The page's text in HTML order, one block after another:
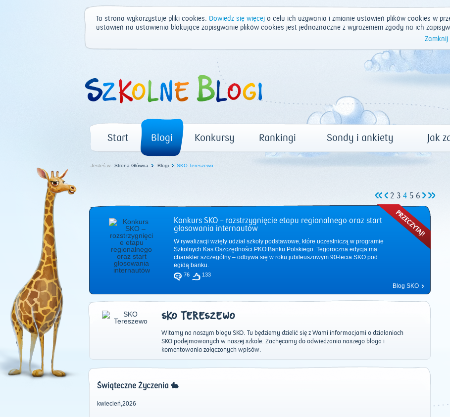
Ta strona wykorzystuje pliki cookies. Dowiedz się więcejo celu ich używania i zmianie ustawień plików cookies w
ustawień na ustawienia blokujące zapisywanie plików cookies jest jednoznaczne z wyrażeniem zgody na ich
Zamknij
Start Blogi Konkursy Rankingi Sondy i ankiety Jak
Jesteś w: Strona Główna Blogi SKO Tereszewo
2 3 4 5 6
Konkurs SKO – rozstrzygnięcie etapu regionalnego oraz start
głosowania internautów
W rywalizacji wzięły udział szkoły podstawowe, które uczestniczą w programie
Szkolnych Kas Oszczędności PKO Banku Polskiego. Tegoroczna edycja ma
charakter szczególny – odbywa się w roku jubileuszowym 90-lecia SKO pod
egidą banku.
76 133
Blog SKO
SKO TERESZEWO
Witamy na naszym blogu SKO. Tu będziemy dzielić się z Wami informacjami o działaniach
SKO podejmowanych w naszej szkole. Zachęcamy do odwiedzania naszego bloga i
komentowania załączonych wpisów.
Świąteczne Życzenia 🐇
kwiecień,2026
| 2020